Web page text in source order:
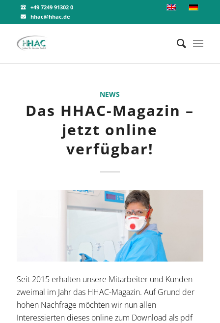
+49 7249 91302 0
hhac@hhac.de
NEWS
Das HHAC-Magazin –
jetzt online
verfügbar!
Seit 2015 erhalten unsere Mitarbeiter und Kunden
zweimal im Jahr das HHAC-Magazin. Auf Grund der
hohen Nachfrage möchten wir nun allen
Interessierten dieses online zum Download als pdf